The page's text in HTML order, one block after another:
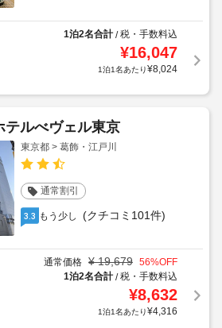
1泊2名合計/税・手数料込
¥16,047
1泊1名あたり¥8,024
テルべヴェル東京
東京都 > 葛飾・江戸川
通常割引
3.3 もう少し (クチコミ101件)
通常価格 ¥ 19,679 56%OFF
1泊2名合計/税・手数料込
¥8,632
1泊1名あたり¥4,316